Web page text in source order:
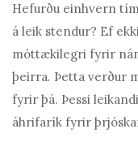
Hefurðu einhvern
á leik stendur? Ef
móttækilegri fyrir
þeirra. Þetta verður
fyrir þá. Þessi
áhrifarík fyrir